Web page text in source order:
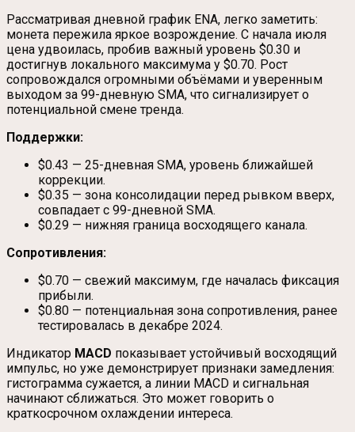
Рассматривая дневной график ENA, легко заметить:
монета пережила яркое возрождение. С начала июля
цена удвоилась, пробив важный уровень $0.30 и
достигнув локального максимума у $0.70. Рост
сопровождался огромными объёмами и уверенным
выходом за 99-дневную SMA, что сигнализирует о
потенциальной смене тренда.
Поддержки:
$0.43 — 25-дневная SMA, уровень ближайшей
коррекции.
$0.35 — зона консолидации перед рывком вверх,
совпадает с 99-дневной SMA.
$0.29 — нижняя граница восходящего канала.
Сопротивления:
$0.70 — свежий максимум, где началась фиксация
прибыли.
$0.80 — потенциальная зона сопротивления, ранее
тестировалась в декабре 2024.
Индикатор MACD показывает устойчивый восходящий
импульс, но уже демонстрирует признаки замедления:
гистограмма сужается, а линии MACD и сигнальная
начинают сближаться. Это может говорить о
краткосрочном охлаждении интереса.